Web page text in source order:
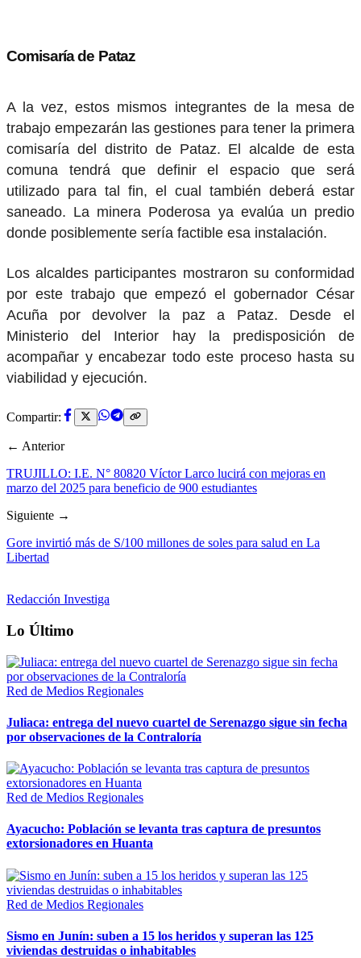
Comisaría de Pataz
A la vez, estos mismos integrantes de la mesa de
trabajo empezarán las gestiones para tener la primera
comisaría del distrito de Pataz. El alcalde de esta
comuna tendrá que definir el espacio que será
utilizado para tal fin, el cual también deberá estar
saneado. La minera Poderosa ya evalúa un predio
donde posiblemente sería factible esa instalación.
Los alcaldes participantes mostraron su conformidad
por este trabajo que empezó el gobernador César
Acuña por devolver la paz a Pataz. Desde el
Ministerio del Interior hay la predisposición de
acompañar y encabezar todo este proceso hasta su
viabilidad y ejecución.
Compartir:
← Anterior
TRUJILLO: I.E. N° 80820 Víctor Larco lucirá con mejoras en
marzo del 2025 para beneficio de 900 estudiantes
Siguiente →
Gore invirtió más de S/100 millones de soles para salud en La
Libertad
Redacción Investiga
Lo Último
Red de Medios Regionales
Juliaca: entrega del nuevo cuartel de Serenazgo sigue sin fecha
por observaciones de la Contraloría
Red de Medios Regionales
Ayacucho: Población se levanta tras captura de presuntos
extorsionadores en Huanta
Red de Medios Regionales
Sismo en Junín: suben a 15 los heridos y superan las 125
viviendas destruidas o inhabitables